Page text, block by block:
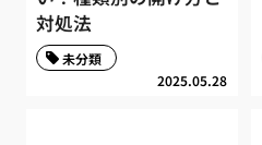
対処法
2025.05.28
未分類